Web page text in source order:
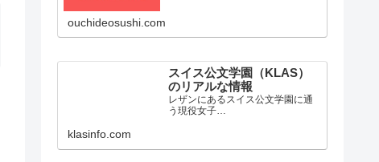
ouchideosushi.com
スイス公文学園（KLAS）
のリアルな情報
レザンにあるスイス公文学園に通
klasinfo.com